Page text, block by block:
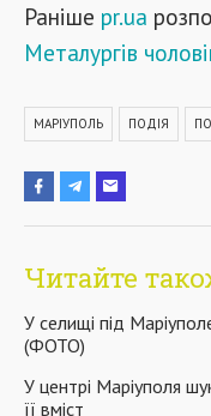
Раніше pr.ua
Металургів
МАРІУПОЛЬ ПОДІЯ
Читайте
У селищі під
(ФОТО)
У центрі Маріуполя
її вміст